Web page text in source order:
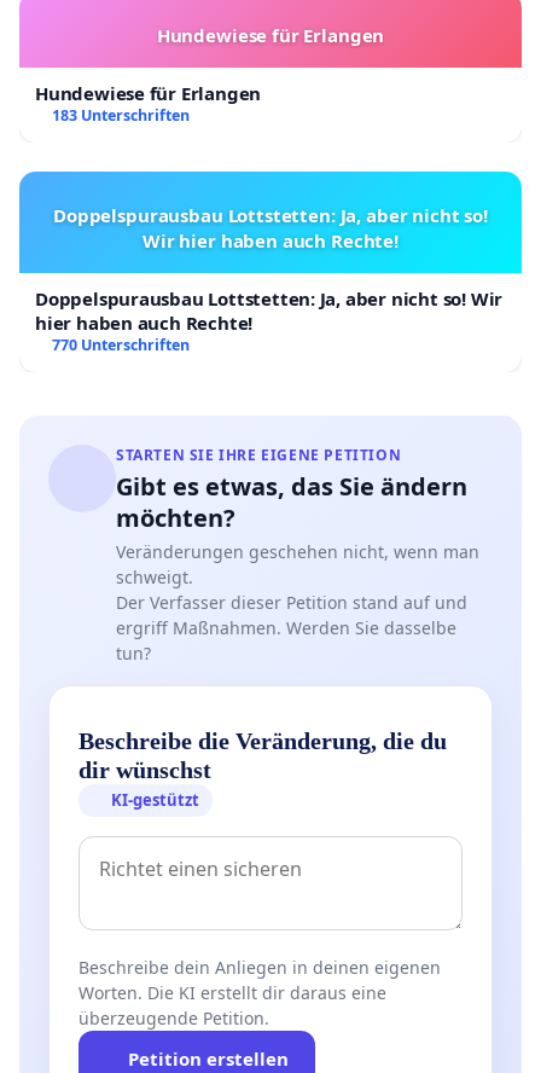
Hundewiese für Erlangen
Hundewiese für Erlangen
183 Unterschriften
Doppelspurausbau Lottstetten: Ja, aber nicht so!
Wir hier haben auch Rechte!
Doppelspurausbau Lottstetten: Ja, aber nicht so! Wir
hier haben auch Rechte!
770 Unterschriften
STARTEN SIE IHRE EIGENE PETITION
Gibt es etwas, das Sie ändern
möchten?
Veränderungen geschehen nicht, wenn man
schweigt.
Der Verfasser dieser Petition stand auf und
ergriff Maßnahmen. Werden Sie dasselbe
tun?
Beschreibe die Veränderung, die du
dir wünschst
KI-gestützt
Beschreibe dein Anliegen in deinen eigenen
Worten. Die KI erstellt dir daraus eine
überzeugende Petition.
Petition erstellen